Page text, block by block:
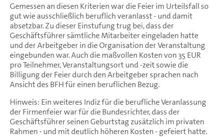
Gemessen an diesen Kriterien war die Feier im Urteilsfall so
gut wie ausschließlich beruflich veranlasst - und damit
absetzbar. Zu dieser Einstufung trug bei, dass der
Geschäftsführer sämtliche Mitarbeiter eingeladen hatte
und der Arbeitgeber in die Organisation der Veranstaltung
eingebunden war. Auch die maßvollen Kosten von 35 EUR
pro Teilnehmer, Veranstaltungsort und -zeit sowie die
Billigung der Feier durch den Arbeitgeber sprachen nach
Ansicht des BFH für einen beruflichen Bezug.
Hinweis: Ein weiteres Indiz für die berufliche Veranlassung
der Firmenfeier war für die Bundesrichter, dass der
Geschäftsführer seinen Geburtstag zusätzlich im privaten
Rahmen - und mit deutlich höheren Kosten - gefeiert hatte.